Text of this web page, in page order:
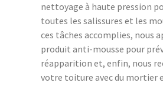
nettoyage à haute pression
toutes les salissures et les
ces tâches accomplies, nous
produit anti-mousse pour
réapparition et, enfin, nous
votre toiture avec du mortier